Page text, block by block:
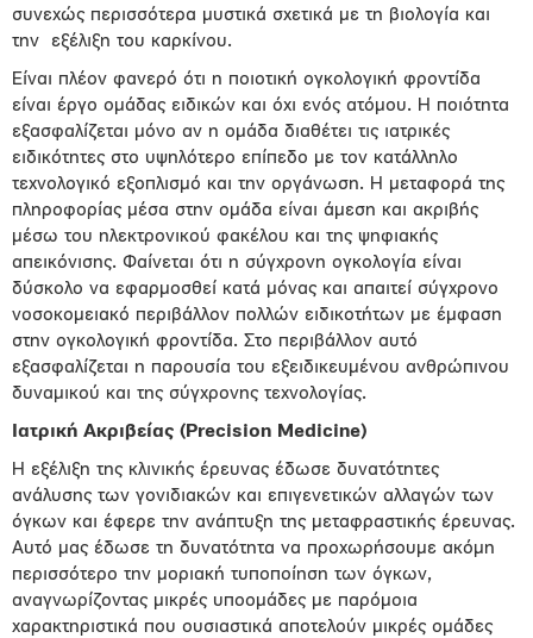
συνεχώς περισσότερα µυστικά σχετικά µε τη βιολογία και
την εξέλιξη του καρκίνου.
Είναι πλέον φανερό ότι η ποιοτική ογκολογική φροντίδα
είναι έργο ομάδας ειδικών και όχι ενός ατόµου. Η ποιότητα
εξασφαλίζεται µόνο αν η οµάδα διαθέτει τις ιατρικές
ειδικότητες στο υψηλότερο επίπεδο µε τον κατάλληλο
τεχνολογικό εξοπλισµό και την οργάνωση. Η µεταφορά της
πληροφορίας µέσα στην οµάδα είναι άµεση και ακριβής
µέσω του ηλεκτρονικού φακέλου και της ψηφιακής
απεικόνισης. Φαίνεται ότι η σύγχρονη ογκολογία είναι
δύσκολο να εφαρµοσθεί κατά µόνας και απαιτεί σύγχρονο
νοσοκοµειακό περιβάλλον πολλών ειδικοτήτων µε έµφαση
στην ογκολογική φροντίδα. Στο περιβάλλον αυτό
εξασφαλίζεται η παρουσία του εξειδικευµένου ανθρώπινου
δυναµικού και της σύγχρονης τεχνολογίας.
Ιατρική Ακριβείας (Precision Medicine)
Η εξέλιξη της κλινικής έρευνας έδωσε δυνατότητες
ανάλυσης των γονιδιακών και επιγενετικών αλλαγών των
όγκων και έφερε την ανάπτυξη της μεταφραστικής έρευνας.
Αυτό μας έδωσε τη δυνατότητα να προχωρήσουμε ακόμη
περισσότερο την μοριακή τυποποίηση των όγκων,
αναγνωρίζοντας μικρές υποομάδες με παρόμοια
χαρακτηριστικά που ουσιαστικά αποτελούν μικρές ομάδες